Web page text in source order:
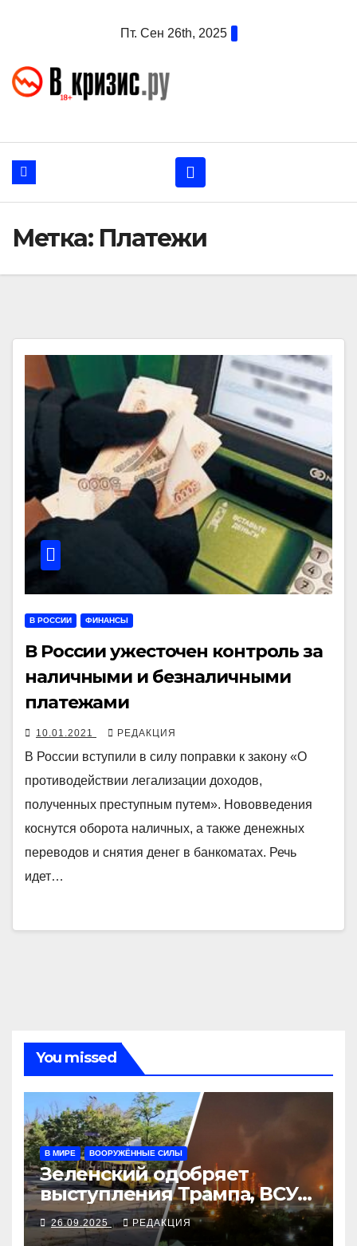
Пт. Сен 26th, 2025
Метка: Платежи
В РОССИИ ФИНАНСЫ
В России ужесточен контроль за
наличными и безналичными
платежами
10.01.2021 РЕДАКЦИЯ
В России вступили в силу поправки к закону «О
противодействии легализации доходов,
полученных преступным путем». Нововведения
коснутся оборота наличных, а также денежных
переводов и снятия денег в банкоматах. Речь
идет…
You missed
В МИРЕ ВООРУЖЁННЫЕ СИЛЫ
Зеленский одобряет
выступления Трампа, ВСУ
закрыли Добропольский
рубеж
26.09.2025 РЕДАКЦИЯ